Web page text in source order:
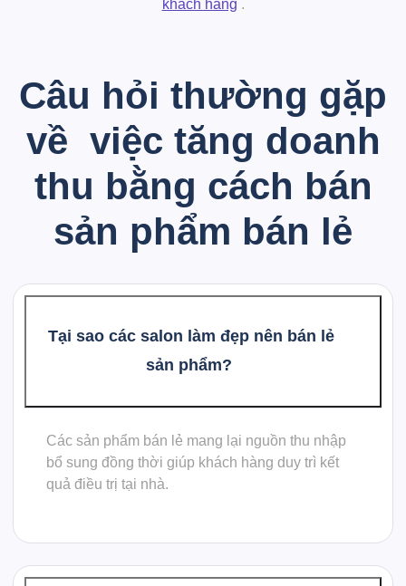
khách hàng .
Câu hỏi thường gặp
về việc tăng doanh
thu bằng cách bán
sản phẩm bán lẻ
Tại sao các salon làm đẹp nên bán lẻ
sản phẩm?
Các sản phẩm bán lẻ mang lại nguồn thu nhập
bổ sung đồng thời giúp khách hàng duy trì kết
quả điều trị tại nhà.